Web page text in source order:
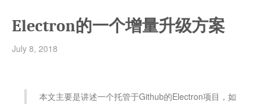
Electron的一个增量升级方案
July 8, 2018
本文主要是讲述一个托管于Github的Electron项目，如